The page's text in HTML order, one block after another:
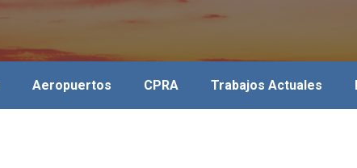
Aeropuertos CPRA Trabajos Actuales